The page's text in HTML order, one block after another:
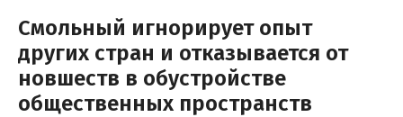
Смольный игнорирует опыт
других стран и отказывается от
новшеств в обустройстве
общественных пространств